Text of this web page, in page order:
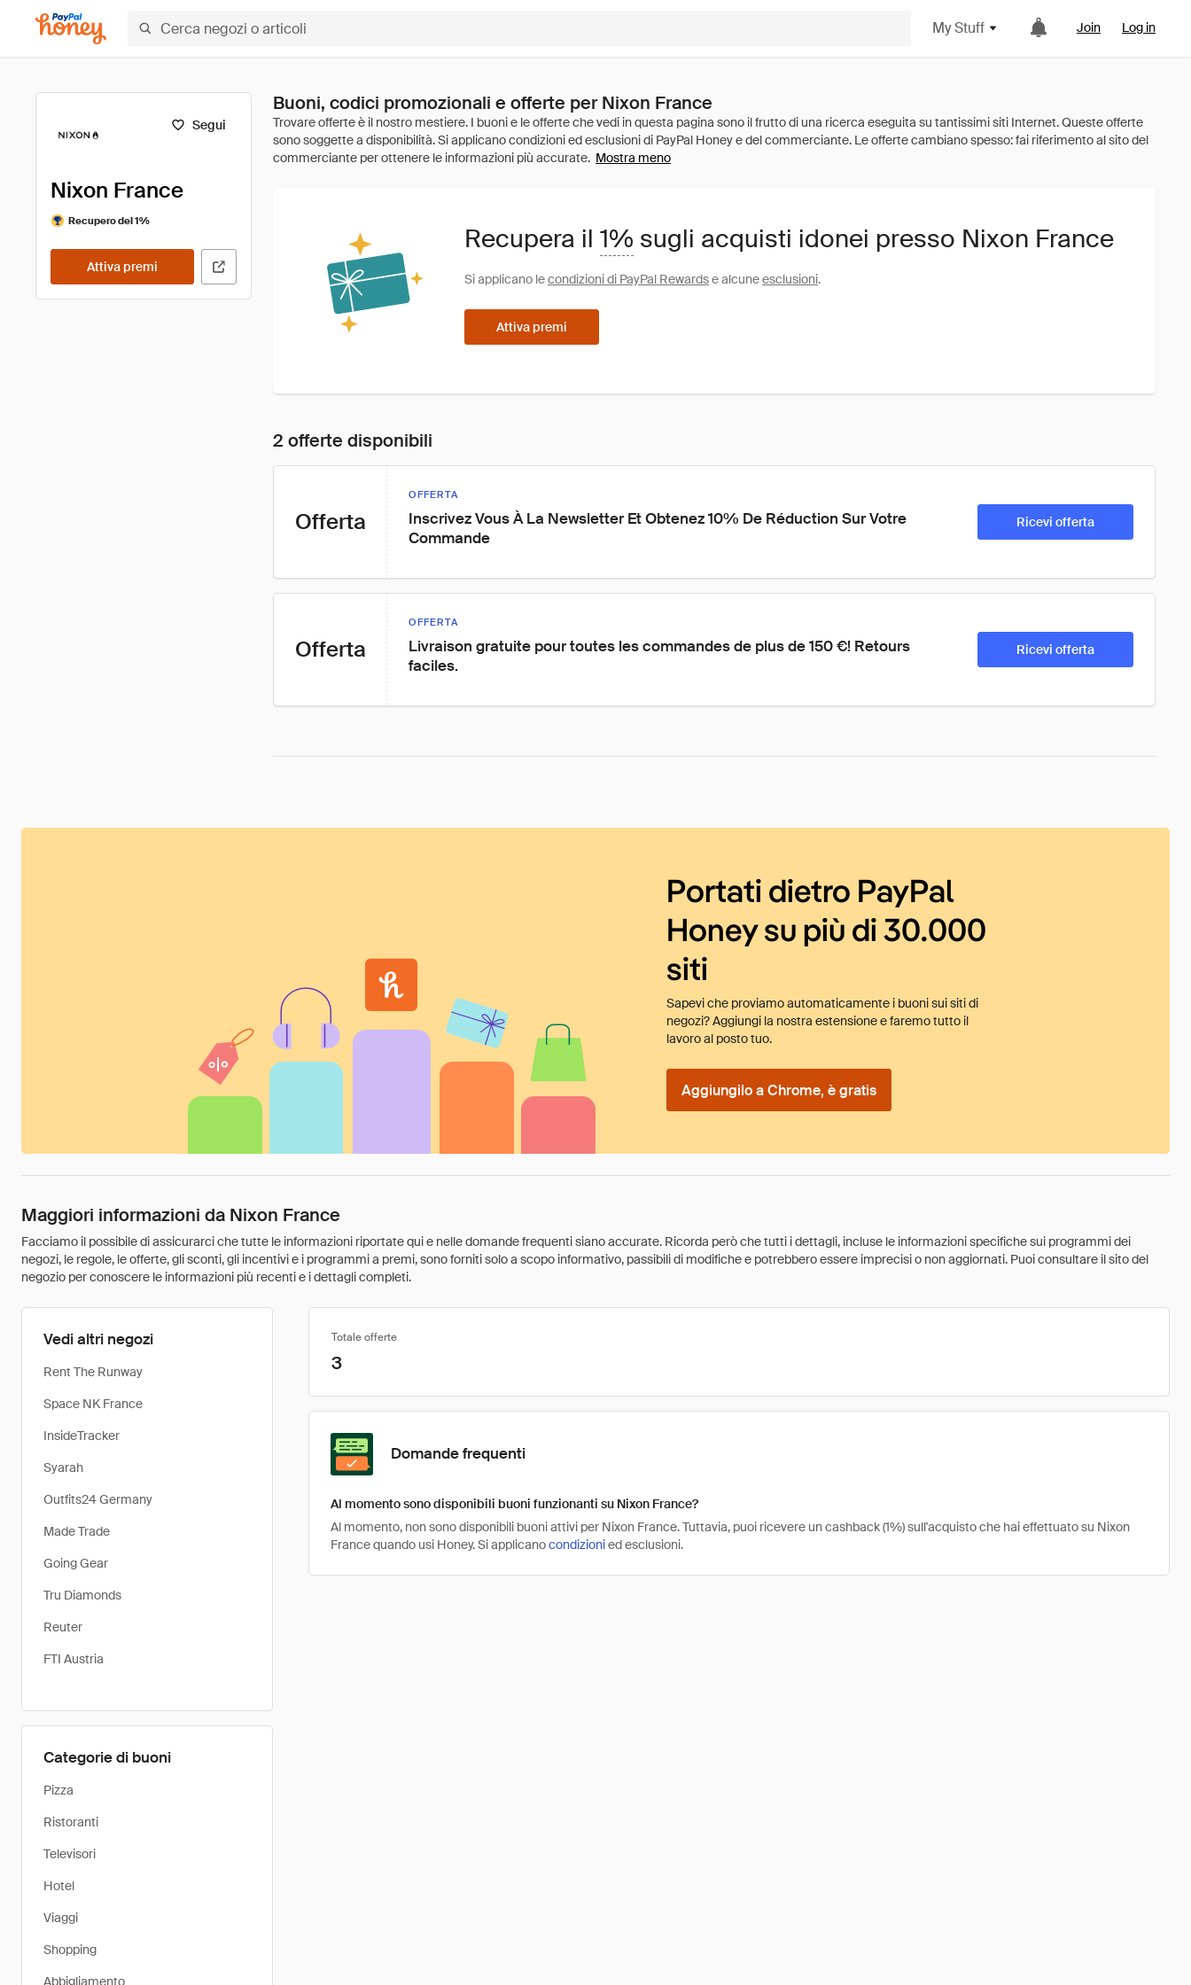
My Stuff Join Log in
Segui
Nixon France
Recupero del 1%
Attiva premi
Buoni, codici promozionali e offerte per Nixon France
Mostra meno
Recupera il 1% sugli acquisti idonei presso Nixon France
Si applicano lecondizioni di PayPal Rewardse alcuneesclusioni.
Attiva premi
2 offerte disponibili
Offerta
OFFERTA
Inscrivez Vous À La Newsletter Et Obtenez 10% De Réduction Sur Votre
Commande
Ricevi offerta
Offerta
OFFERTA
Livraison gratuite pour toutes les commandes de plus de 150 €! Retours
faciles.
Ricevi offerta
Portati dietro PayPal
Honey su più di 30.000
siti
Sapevi che proviamo automaticamente i buoni sui siti di
negozi? Aggiungi la nostra estensione e faremo tutto il
lavoro al posto tuo.
Aggiungilo a Chrome, è gratis
Maggiori informazioni da Nixon France
Facciamo il possibile di assicurarci che tutte le informazioni riportate qui e nelle domande frequenti siano accurate. Ricorda però che tutti i dettagli, incluse le informazioni specifiche sui programmi dei
negozi, le regole, le offerte, gli sconti, gli incentivi e i programmi a premi, sono forniti solo a scopo informativo, passibili di modifiche e potrebbero essere imprecisi o non aggiornati. Puoi consultare il sito del
negozio per conoscere le informazioni più recenti e i dettagli completi.
Vedi altri negozi
Rent The Runway
Space NK France
InsideTracker
Syarah
Outfits24 Germany
Made Trade
Going Gear
Tru Diamonds
Reuter
FTI Austria
Categorie di buoni
Pizza
Ristoranti
Televisori
Hotel
Viaggi
Shopping
Abbigliamento
Totale offerte
3
Domande frequenti
Al momento sono disponibili buoni funzionanti su Nixon France?
Al momento, non sono disponibili buoni attivi per Nixon France. Tuttavia, puoi ricevere un cashback (1%) sull'acquisto che hai effettuato su Nixon
France quando usi Honey. Si applicanocondizionied esclusioni.